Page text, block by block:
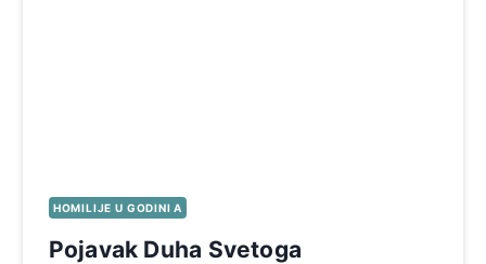
HOMILIJE U GODINI A
Pojavak Duha Svetoga